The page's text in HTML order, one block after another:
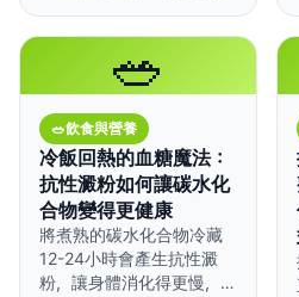
🥗
🥗飲食與營養
冷飯回熱的血糖魔法：
抗性澱粉如何讓碳水化
合物變得更健康
將煮熟的碳水化合物冷藏
12-24小時會產生抗性澱
粉，讓身體消化得更慢，即